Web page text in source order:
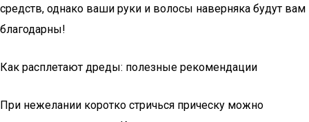
средств, однако ваши руки и волосы наверняка будут вам
благодарны!
Как расплетают дреды: полезные рекомендации
При нежелании коротко стричься прическу можно